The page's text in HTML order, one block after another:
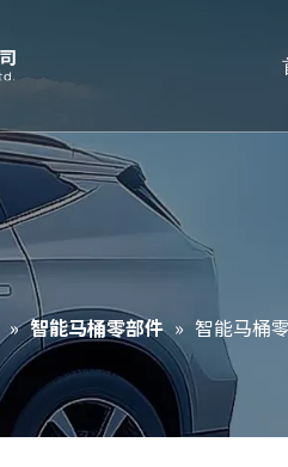
» 智能马桶零部件 » 智能马桶